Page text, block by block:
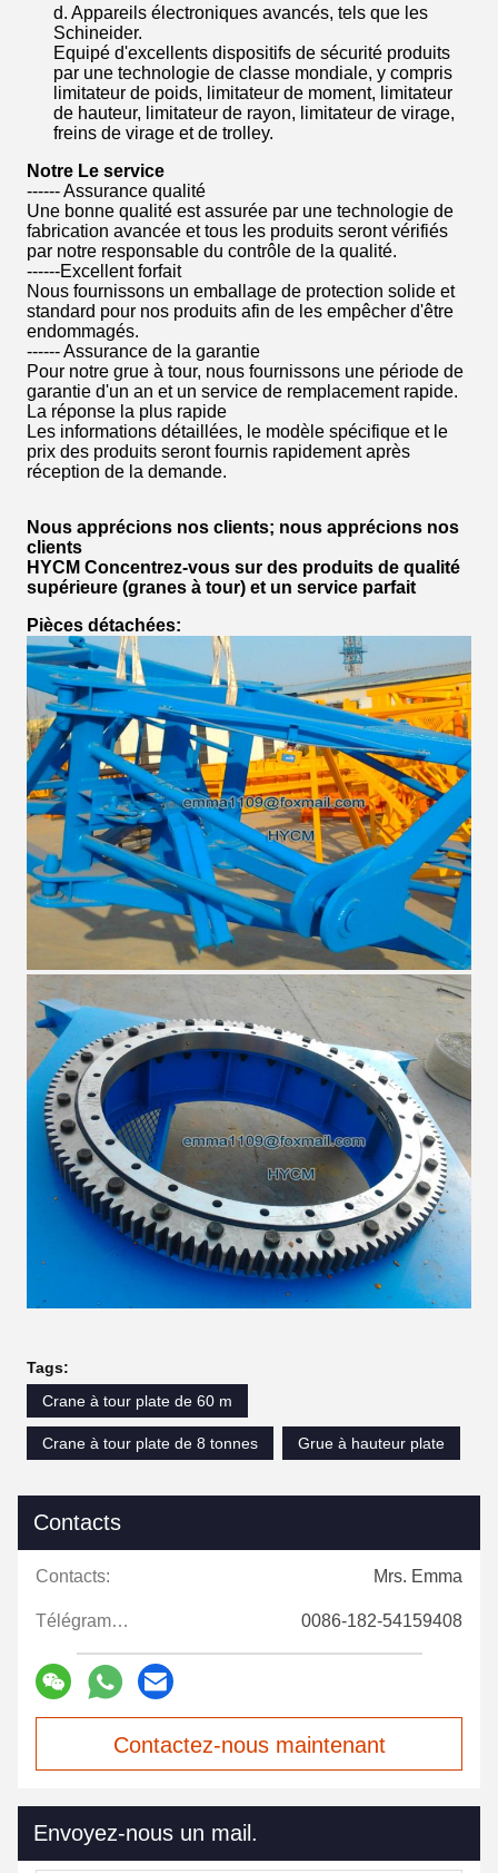
d. Appareils électroniques avancés, tels que les
Schineider.
Equipé d'excellents dispositifs de sécurité produits
par une technologie de classe mondiale, y compris
limitateur de poids, limitateur de moment, limitateur
de hauteur, limitateur de rayon, limitateur de virage,
freins de virage et de trolley.
Notre Le service
------ Assurance qualité
Une bonne qualité est assurée par une technologie de
fabrication avancée et tous les produits seront vérifiés
par notre responsable du contrôle de la qualité.
------Excellent forfait
Nous fournissons un emballage de protection solide et
standard pour nos produits afin de les empêcher d'être
endommagés.
------ Assurance de la garantie
Pour notre grue à tour, nous fournissons une période de
garantie d'un an et un service de remplacement rapide.
La réponse la plus rapide
Les informations détaillées, le modèle spécifique et le
prix des produits seront fournis rapidement après
réception de la demande.
Nous apprécions nos clients; nous apprécions nos
clients
HYCM Concentrez-vous sur des produits de qualité
supérieure (granes à tour) et un service parfait
Pièces détachées:
Tags:
Crane à tour plate de 60 m
Crane à tour plate de 8 tonnes Grue à hauteur plate
Contacts
Contacts: Mrs. Emma
Télégramme: 0086-182-54159408
Contactez-nous maintenant
Envoyez-nous un mail.